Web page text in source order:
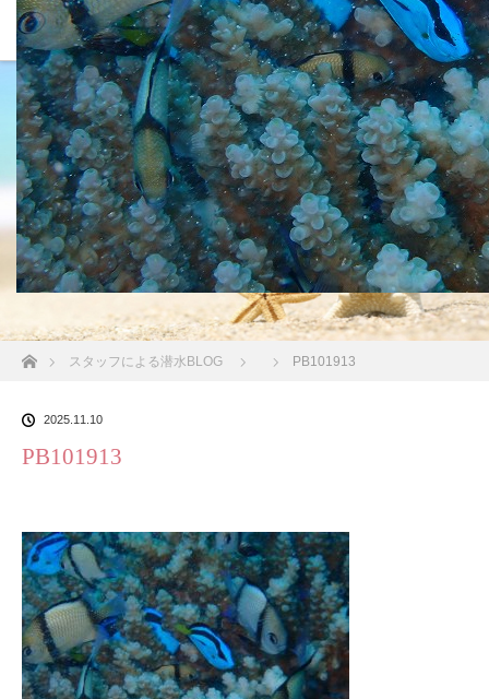
沖縄の海 BLOG
ホームスタッフによる潜水BLOG PB101913
2025.11.10
PB101913